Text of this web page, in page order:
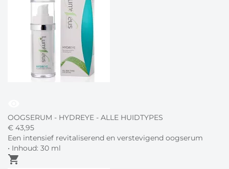
OOGSERUM - HYDREYE - ALLE HUIDTYPES
€ 43,95
Een intensief revitaliserend en verstevigend oogserum
• Inhoud: 30 ml
shopping_cart